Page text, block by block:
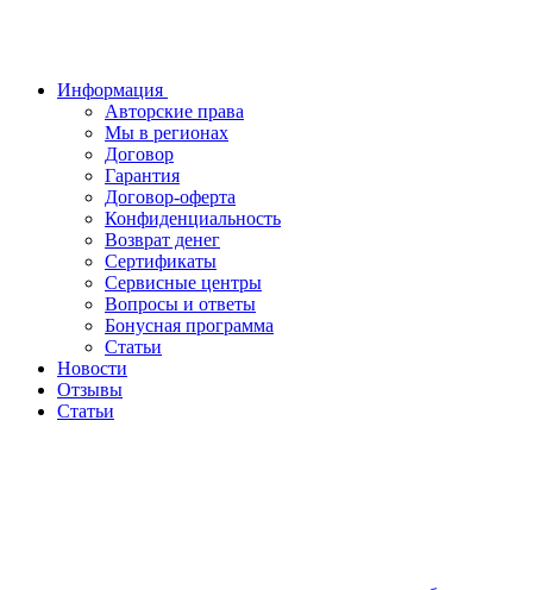
Информация
Авторские права
Мы в регионах
Договор
Гарантия
Договор-оферта
Конфиденциальность
Возврат денег
Сертификаты
Сервисные центры
Вопросы и ответы
Бонусная программа
Статьи
Новости
Отзывы
Статьи